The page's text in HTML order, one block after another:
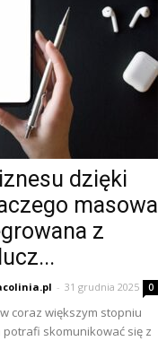
dzięki
masowa
z
- 31 grudnia 2025 0
coraz większym stopniu
skomunikować się z